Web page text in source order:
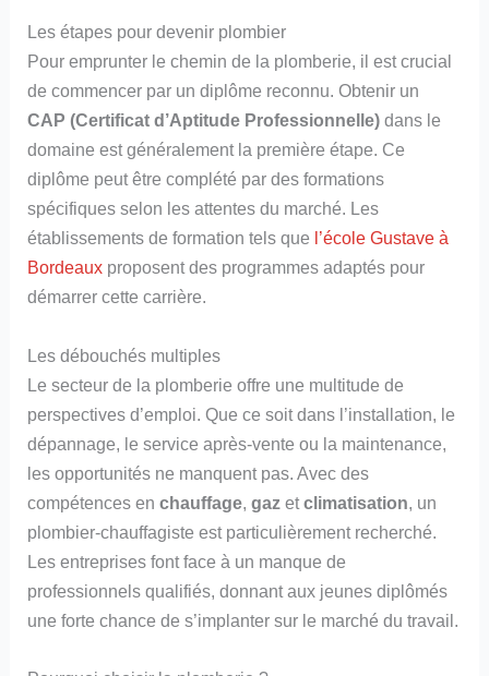
Les étapes pour devenir plombier
Pour emprunter le chemin de la plomberie, il est crucial
de commencer par un diplôme reconnu. Obtenir un
CAP (Certificat d’Aptitude Professionnelle) dans le
domaine est généralement la première étape. Ce
diplôme peut être complété par des formations
spécifiques selon les attentes du marché. Les
établissements de formation tels que l’école Gustave à
Bordeaux proposent des programmes adaptés pour
démarrer cette carrière.
Les débouchés multiples
Le secteur de la plomberie offre une multitude de
perspectives d’emploi. Que ce soit dans l’installation, le
dépannage, le service après-vente ou la maintenance,
les opportunités ne manquent pas. Avec des
compétences enchauffage ,gaz etclimatisation , un
plombier-chauffagiste est particulièrement recherché.
Les entreprises font face à un manque de
professionnels qualifiés, donnant aux jeunes diplômés
une forte chance de s’implanter sur le marché du travail.